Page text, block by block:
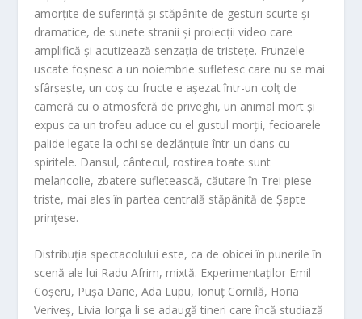
amorțite de suferință și stăpânite de gesturi scurte și
dramatice, de sunete stranii și proiecții video care
amplifică și acutizează senzația de tristețe. Frunzele
uscate foșnesc a un noiembrie sufletesc care nu se mai
sfârșește, un coș cu fructe e așezat într-un colț de
cameră cu o atmosferă de priveghi, un animal mort și
expus ca un trofeu aduce cu el gustul morții, fecioarele
palide legate la ochi se dezlănțuie într-un dans cu
spiritele. Dansul, cântecul, rostirea toate sunt
melancolie, zbatere sufletească, căutare în Trei piese
triste, mai ales în partea centrală stăpânită deȘapte
prințese.
Distribuția spectacolului este, ca de obicei în punerile în
scenă ale lui Radu Afrim, mixtă. Experimentaților Emil
Coșeru, Pușa Darie, Ada Lupu, Ionuț Cornilă, Horia
Veriveș, Livia Iorga li se adaugă tineri care încă studiază